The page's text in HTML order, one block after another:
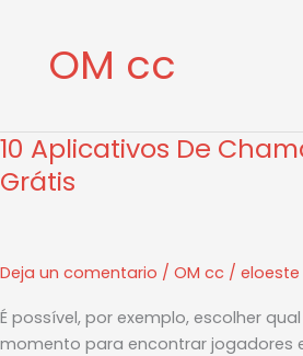
OM cc
10 Aplicativos De
Grátis
Deja un comentario / OM cc / eloeste
É possível, por exemplo, escolher
momento para encontrar jogadores
10
Aplicativos
De
Vídeo